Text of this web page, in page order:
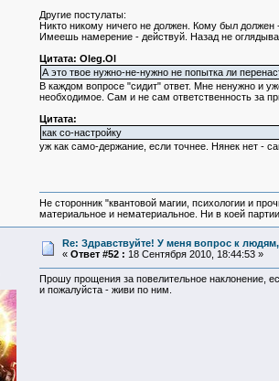
Другие постулаты:
Никто никому ничего не должен. Кому был
Имеешь намерение - действуй. Назад не
Цитата: Oleg.Ol
А это твое нужно-не-нужно не попытка ли
В каждом вопросе "сидит" ответ. Мне ненужно и
необходимое. Сам и не сам ответственность за
Цитата:
как со-настройку
уж как само-держание, если точнее. Нянек нет -
Не сторонник "квантовой магии, психологии и
материальное и нематериальное. Ни в коей
Re: Здравствуйте! У меня вопрос к
« Ответ #52 : 18 Сентября 2010, 18:44:53 »
Прошу прощения за повелительное наклонение,
и пожалуйста - живи по ним.